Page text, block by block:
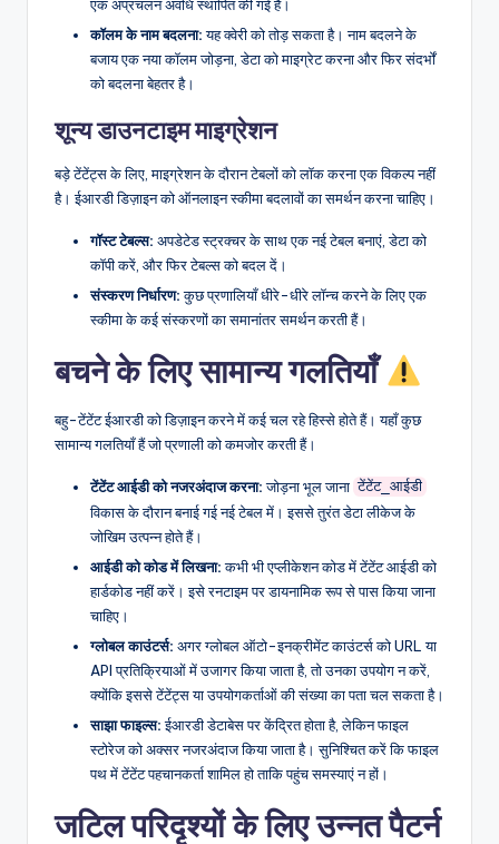
एक अप्रचलन अवधि स्थापित की गई है।
कॉलम के नाम बदलना:यह क्वेरी को तोड़ सकता है। नाम बदलने के
बजाय एक नया कॉलम जोड़ना, डेटा को माइग्रेट करना और फिर संदर्भों
को बदलना बेहतर है।
शून्य डाउनटाइम माइग्रेशन
बड़े टेंटेंट्स के लिए, माइग्रेशन के दौरान टेबलों को लॉक करना एक विकल्प नहीं
है। ईआरडी डिज़ाइन को ऑनलाइन स्कीमा बदलावों का समर्थन करना चाहिए।
गॉस्ट टेबल्स: अपडेटेड स्ट्रक्चर के साथ एक नई टेबल बनाएं, डेटा को
कॉपी करें, और फिर टेबल्स को बदल दें।
संस्करण निर्धारण:कुछ प्रणालियाँ धीरे-धीरे लॉन्च करने के लिए एक
स्कीमा के कई संस्करणों का समानांतर समर्थन करती हैं।
बचने के लिए सामान्य गलतियाँ
बहु-टेंटेंट ईआरडी को डिज़ाइन करने में कई चल रहे हिस्से होते हैं। यहाँ कुछ
सामान्य गलतियाँ हैं जो प्रणाली को कमजोर करती हैं।
टेंटेंट आईडी को नजरअंदाज करना:जोड़ना भूल जाना टेंटेंट_आईडी
विकास के दौरान बनाई गई नई टेबल में। इससे तुरंत डेटा लीकेज के
जोखिम उत्पन्न होते हैं।
आईडी को कोड में लिखना:कभी भी एप्लीकेशन कोड में टेंटेंट आईडी को
हार्डकोड नहीं करें। इसे रनटाइम पर डायनामिक रूप से पास किया जाना
चाहिए।
ग्लोबल काउंटर्स: अगर ग्लोबल ऑटो-इनक्रीमेंट काउंटर्स को URL या
API प्रतिक्रियाओं में उजागर किया जाता है, तो उनका उपयोग न करें,
क्योंकि इससे टेंटेंट्स या उपयोगकर्ताओं की संख्या का पता चल सकता है।
साझा फाइल्स:ईआरडी डेटाबेस पर केंद्रित होता है, लेकिन फाइल
स्टोरेज को अक्सर नजरअंदाज किया जाता है। सुनिश्चित करें कि फाइल
पथ में टेंटेंट पहचानकर्ता शामिल हो ताकि पहुंच समस्याएं न हों।
जटिल परिदृश्यों के लिए उन्नत पैटर्न